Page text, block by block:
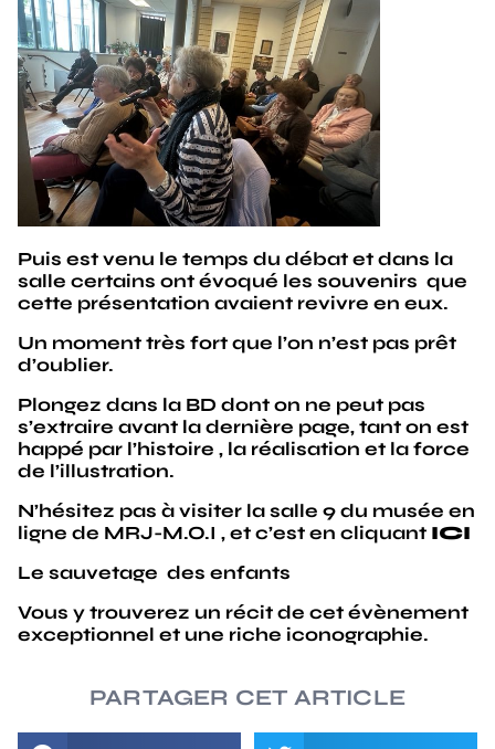
Puis est venu le temps du débat et dans la
salle certains ont évoqué les souvenirs que
cette présentation avaient revivre en eux.
Un moment très fort que l’on n’est pas prêt
d’oublier.
Plongez dans la BD dont on ne peut pas
s’extraire avant la dernière page, tant on est
happé par l’histoire , la réalisation et la force
de l’illustration.
N’hésitez pas à visiter la salle 9 du musée en
ligne de MRJ-M.O.I , et c’est en cliquant ICI
Le sauvetage des enfants
Vous y trouverez un récit de cet évènement
exceptionnel et une riche iconographie.
PARTAGER CET ARTICLE